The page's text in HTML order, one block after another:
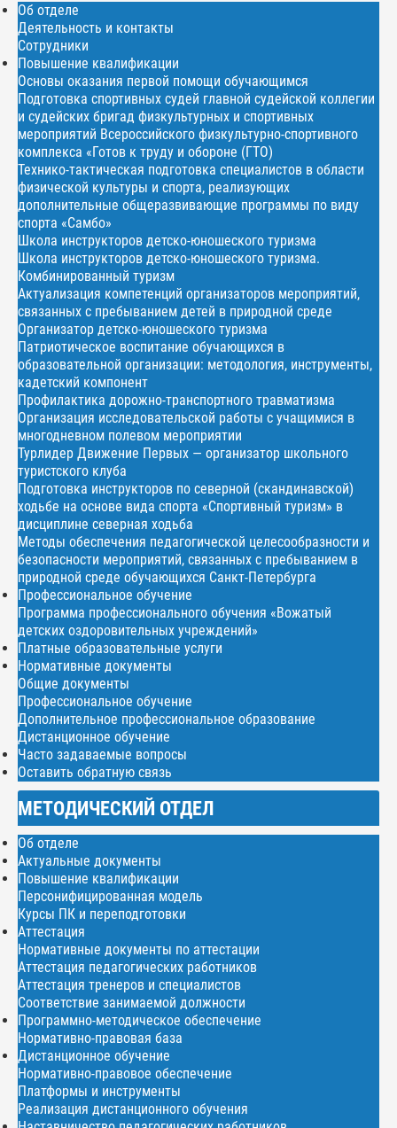
Об отделе
Деятельность и контакты
Сотрудники
Повышение квалификации
Основы оказания первой помощи обучающимся
Подготовка спортивных судей главной судейской коллегии
и судейских бригад физкультурных и спортивных
мероприятий Всероссийского физкультурно-спортивного
комплекса «Готов к труду и обороне (ГТО)
Технико-тактическая подготовка специалистов в области
физической культуры и спорта, реализующих
дополнительные общеразвивающие программы по виду
спорта «Самбо»
Школа инструкторов детско-юношеского туризма
Школа инструкторов детско-юношеского туризма.
Комбинированный туризм
Актуализация компетенций организаторов мероприятий,
связанных с пребыванием детей в природной среде
Организатор детско-юношеского туризма
Патриотическое воспитание обучающихся в
образовательной организации: методология, инструменты,
кадетский компонент
Профилактика дорожно-транспортного травматизма
Организация исследовательской работы с учащимися в
многодневном полевом мероприятии
Турлидер Движение Первых — организатор школьного
туристского клуба
Подготовка инструкторов по северной (скандинавской)
ходьбе на основе вида спорта «Спортивный туризм» в
дисциплине северная ходьба
Методы обеспечения педагогической целесообразности и
безопасности мероприятий, связанных с пребыванием в
природной среде обучающихся Санкт-Петербурга
Профессиональное обучение
Программа профессионального обучения «Вожатый
детских оздоровительных учреждений»
Платные образовательные услуги
Нормативные документы
Общие документы
Профессиональное обучение
Дополнительное профессиональное образование
Дистанционное обучение
Часто задаваемые вопросы
Оставить обратную связь
МЕТОДИЧЕСКИЙ ОТДЕЛ
Об отделе
Актуальные документы
Повышение квалификации
Персонифицированная модель
Курсы ПК и переподготовки
Аттестация
Нормативные документы по аттестации
Аттестация педагогических работников
Аттестация тренеров и специалистов
Соответствие занимаемой должности
Программно-методическое обеспечение
Нормативно-правовая база
Дистанционное обучение
Нормативно-правовое обеспечение
Платформы и инструменты
Реализация дистанционного обучения